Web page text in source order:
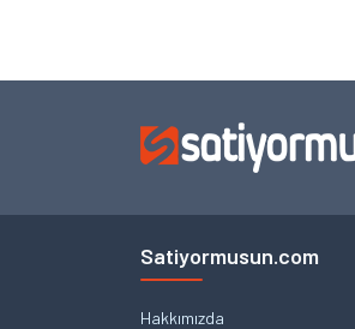
Satiyormusun.com
Hakkımızda